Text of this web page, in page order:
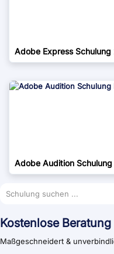
Adobe Express
Adobe Audition Schulung
Kostenlose Beratung
Maßgeschneidert &